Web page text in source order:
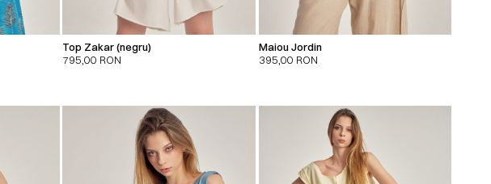
Top Zakar (negru)
795,00 RON
Maiou Jordin
395,00 RON